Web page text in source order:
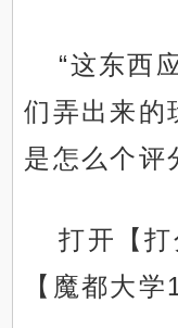
“这东西
们弄出来的
是怎么个评
打开【
【魔都大